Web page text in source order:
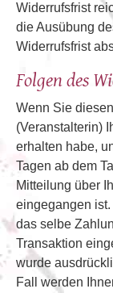
Widerrufsfrist
die Ausübung
Widerrufsfrist
Folgen des
Wenn Sie
(Veranstalterin)
erhalten habe,
Tagen ab dem
Mitteilung über
eingegangen
das selbe
Transaktion
wurde
Fall werden